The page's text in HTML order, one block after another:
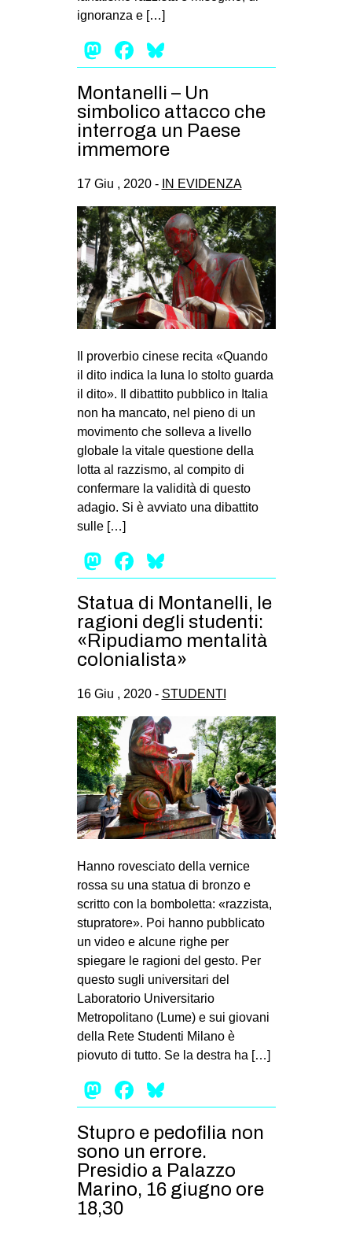
ignoranza e […]
Mastodon
Facebook
Montanelli – Un
simbolico attacco che
interroga un Paese
immemore
17 Giu , 2020 - IN EVIDENZA
Il proverbio cinese recita «Quando
il dito indica la luna lo stolto guarda
il dito». Il dibattito pubblico in Italia
non ha mancato, nel pieno di un
movimento che solleva a livello
globale la vitale questione della
lotta al razzismo, al compito di
confermare la validità di questo
adagio. Si è avviato una dibattito
sulle […]
Mastodon
Facebook
Statua di Montanelli, le
ragioni degli studenti:
«Ripudiamo mentalità
colonialista»
16 Giu , 2020 - STUDENTI
Hanno rovesciato della vernice
rossa su una statua di bronzo e
scritto con la bomboletta: «razzista,
stupratore». Poi hanno pubblicato
un video e alcune righe per
spiegare le ragioni del gesto. Per
questo sugli universitari del
Laboratorio Universitario
Metropolitano (Lume) e sui giovani
della Rete Studenti Milano è
piovuto di tutto. Se la destra ha […]
Mastodon
Facebook
Stupro e pedofilia non
sono un errore.
Presidio a Palazzo
Marino, 16 giugno ore
18,30